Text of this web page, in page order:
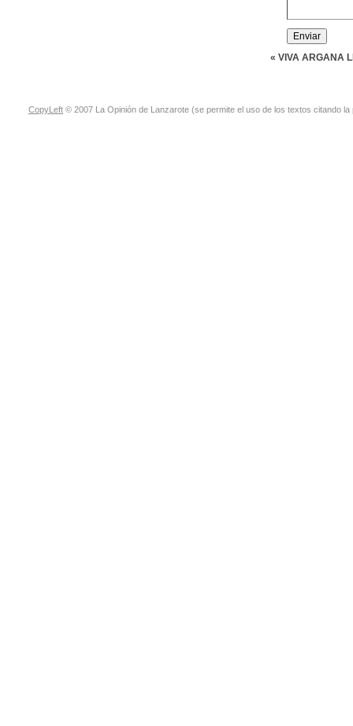
« VIVA ARGANA
CopyLeft © 2007 La Opinión de Lanzarote (se permite el uso de los textos citando